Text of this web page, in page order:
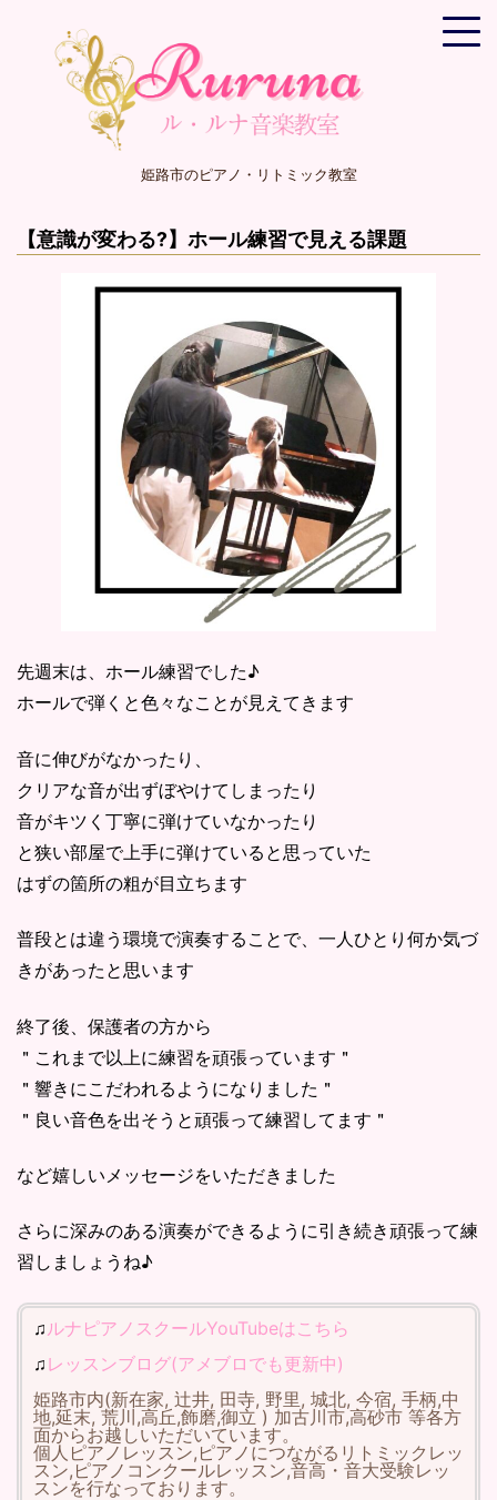
姫路市のピアノ・リトミック教室
【意識が変わる?】ホール練習で見える課題
先週末は、ホール練習でした♪
ホールで弾くと色々なことが見えてきます
音に伸びがなかったり、
クリアな音が出ずぼやけてしまったり
音がキツく丁寧に弾けていなかったり
と狭い部屋で上手に弾けていると思っていた
はずの箇所の粗が目立ちます
普段とは違う環境で演奏することで、一人ひとり何か気づ
きがあったと思います
終了後、保護者の方から
＂これまで以上に練習を頑張っています＂
＂響きにこだわれるようになりました＂
＂良い音色を出そうと頑張って練習してます＂
など嬉しいメッセージをいただきました
さらに深みのある演奏ができるように引き続き頑張って練
習しましょうね♪
♫ ルナピアノスクールYouTubeはこちら
♫ レッスンブログ(アメブロでも更新中)
姫路市内(新在家, 辻井, 田寺, 野里, 城北, 今宿, 手柄,中
地,延末, 荒川,高丘,飾磨,御立 ) 加古川市,高砂市 等各方
面からお越しいただいています。
個人ピアノレッスン,ピアノにつながるリトミックレッ
スン,ピアノコンクールレッスン,音高・音大受験レッ
スンを行なっております。